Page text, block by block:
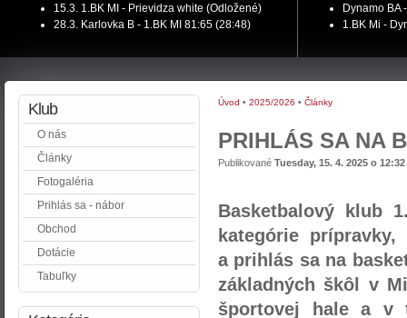
15.3. 1.BK MI - Prievidza white (Odložené)
28.3. Karlovka B - 1.BK MI 81:65 (28:48)
Dynamo BA
1.BK Mi -
Klub
O nás
Články
Fotogaléria
Prihlás sa - nábor
Obchod
Dotácie
Tabuľky
Úvod • 2025/2026 • Články
PRIHLÁS SA NA
Publikované Tuesday, 15. 4. 2025 o 12:32
Basketbalový klub
kategórie
a prihlás sa na
základných škôl v
športovej hale a v